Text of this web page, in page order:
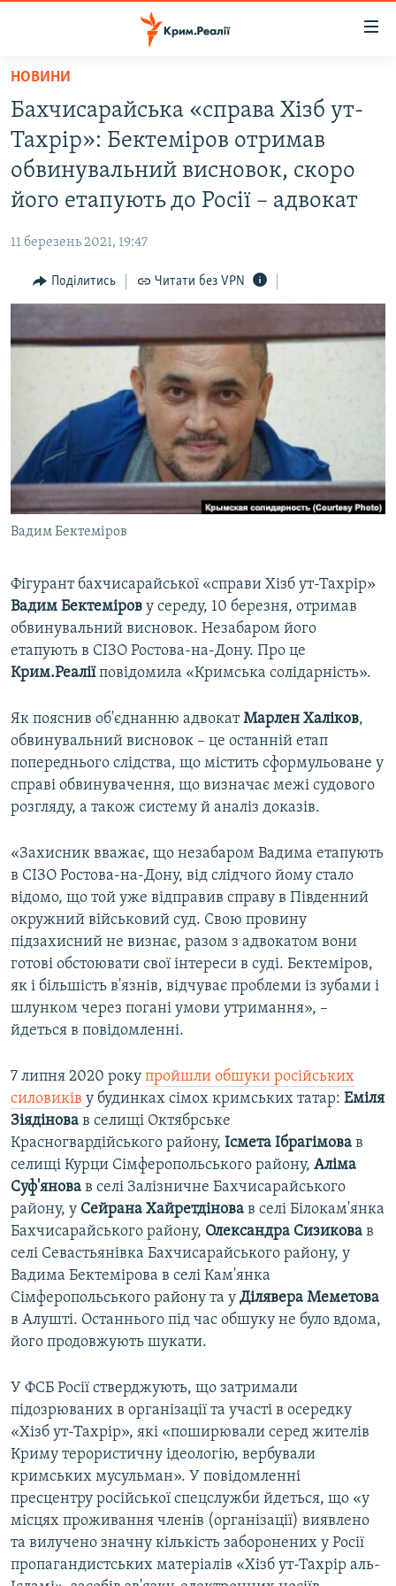
Перейти
основного
матеріалу
Перейти
до
основної
Перейти
пошуку
ВОДА.КРИМ
ВІДЕО ТА ФОТО
ПОЛІТИКА
ПОГЛЯД
ІНТЕРВ'Ю
СПЕЦПРОЕКТИ
ВІДЕОУРОКИ «ELIFBE»
СВІДЧЕННЯ ОКУПАЦІЇ
УКРАЇНСЬКА ПРОБЛЕМА КРИМУ
ІНФОГРАФІКА
ЯК ОБІЙТИ БЛОКУВАННЯ
Русский
Qırımtatar
ДОЛУЧАЙСЯ!
Усі сайти RFE/RL
НОВИНИ
Бахчисарайська «справа Хізб ут-
Тахрір»: Бектеміров отримав
обвинувальний висновок, скоро
його етапують до Росії – адвокат
11 березень 2021, 19:47
Поділитись Читати без VPN
Вадим Бектеміров
Фігурант бахчисарайської «справи Хізб ут-Тахрір»
Вадим Бектеміров у середу, 10 березня, отримав
обвинувальний висновок. Незабаром його
етапують в СІЗО Ростова-на-Дону. Про це
Крим.Реаліїповідомила «Кримська солідарність».
Як пояснив об'єднанню адвокатМарлен Халіков,
обвинувальний висновок – це останній етап
попереднього слідства, що містить сформульоване у
справі обвинувачення, що визначає межі судового
розгляду, а також систему й аналіз доказів.
«Захисник вважає, що незабаром Вадима етапують
в СІЗО Ростова-на-Дону, від слідчого йому стало
відомо, що той уже відправив справу в Південний
окружний військовий суд. Свою провину
підзахисний не визнає, разом з адвокатом вони
готові обстоювати свої інтереси в суді. Бектеміров,
як і більшість в'язнів, відчуває проблеми із зубами і
шлунком через погані умови утримання», –
йдеться в повідомленні.
7 липня 2020 року пройшли обшуки російських
силовиків у будинках сімох кримських татар: Еміля
Зіядінова в селищі Октябрське
Красногвардійського району, Ісмета Ібрагімова в
селищі Курци Сімферопольського району, Аліма
Суф'янова в селі Залізничне Бахчисарайського
району, у Сейрана Хайретдінова в селі Білокам'янка
Бахчисарайського району, Олександра Сизикова в
селі Севастьянівка Бахчисарайського району, у
Вадима Бектемірова в селі Кам'янка
Сімферопольського району та у Ділявера Меметова
в Алушті. Останнього під час обшуку не було вдома,
його продовжують шукати.
У ФСБ Росії стверджують, що затримали
підозрюваних в організації та участі в осередку
«Хізб ут-Тахрір», які «поширювали серед жителів
Криму терористичну ідеологію, вербували
кримських мусульман». У повідомленні
пресцентру російської спецслужби йдеться, що «у
місцях проживання членів (організації) виявлено
та вилучено значну кількість заборонених у Росії
пропагандистських матеріалів «Хізб ут-Тахрір аль-